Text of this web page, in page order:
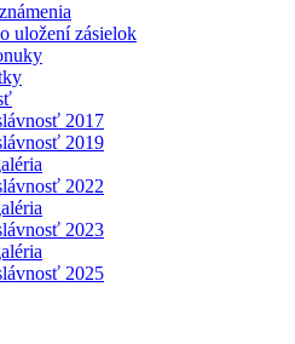
uložení zásielok
2017
2019
2022
2023
2025